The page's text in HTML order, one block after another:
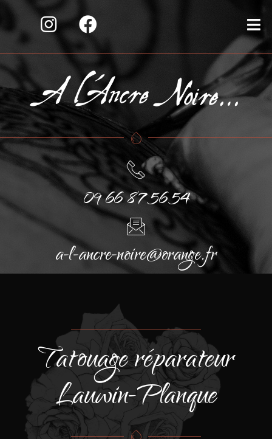
09 66 87 56 54
a-l-ancre-noire@orange.fr
Tatouage réparateur
Lauwin-Planque